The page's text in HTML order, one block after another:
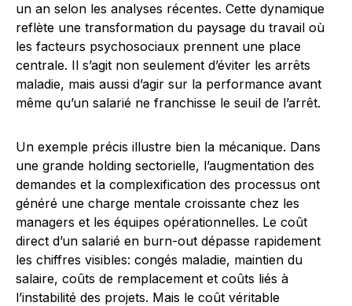
un an selon les analyses récentes. Cette dynamique
reflète une transformation du paysage du travail où
les facteurs psychosociaux prennent une place
centrale. Il s’agit non seulement d’éviter les arrêts
maladie, mais aussi d’agir sur la performance avant
même qu’un salarié ne franchisse le seuil de l’arrêt.
Un exemple précis illustre bien la mécanique. Dans
une grande holding sectorielle, l’augmentation des
demandes et la complexification des processus ont
généré une charge mentale croissante chez les
managers et les équipes opérationnelles. Le coût
direct d’un salarié en burn-out dépasse rapidement
les chiffres visibles: congés maladie, maintien du
salaire, coûts de remplacement et coûts liés à
l’instabilité des projets. Mais le coût véritable